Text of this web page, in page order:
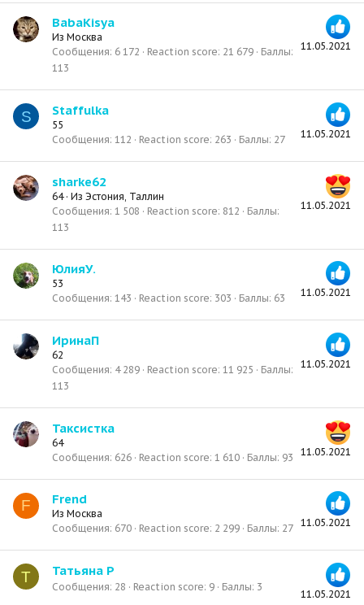
11.05.2021
BabaKisya
Из Москва
Сообщения 6 172 Reaction score 21 679
Баллы
113
S
11.05.2021
Staffulka
55
Сообщения 112 Reaction score 263 Баллы 27
11.05.2021
sharke62
64 · Из Эстония, Таллин
Сообщения 1 508 Reaction score 812
Баллы
113
11.05.2021
ЮлияУ.
53
Сообщения 143 Reaction score 303 Баллы 63
11.05.2021
ИринаП
62
Сообщения 4 289 Reaction score 11 925
Баллы
113
11.05.2021
Таксистка
64
Сообщения 626 Reaction score 1 610 Баллы 93
F
11.05.2021
Frend
Из Москва
Сообщения 670 Reaction score 2 299 Баллы 27
Т
11.05.2021
Татьяна Р
Сообщения 28 Reaction score 9 Баллы 3